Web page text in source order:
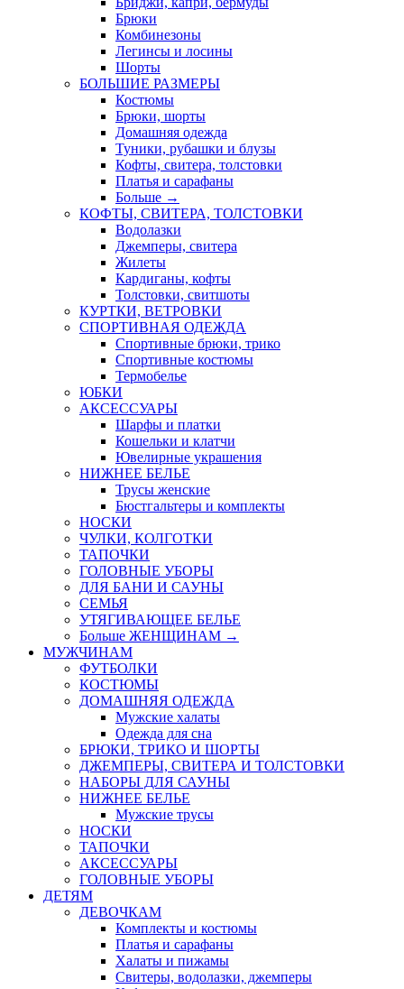
Брюки
Комбинезоны
Легинсы и лосины
Шорты
БОЛЬШИЕ РАЗМЕРЫ
Костюмы
Брюки, шорты
Домашняя одежда
Туники, рубашки и блузы
Кофты, свитера, толстовки
Платья и сарафаны
Больше →
КОФТЫ, СВИТЕРА, ТОЛСТОВКИ
Водолазки
Джемперы, свитера
Жилеты
Кардиганы, кофты
Толстовки, свитшоты
КУРТКИ, ВЕТРОВКИ
СПОРТИВНАЯ ОДЕЖДА
Спортивные брюки, трико
Спортивные костюмы
Термобелье
ЮБКИ
AКСЕССУАРЫ
Шарфы и платки
Кошельки и клатчи
Ювелирные украшения
НИЖНЕЕ БЕЛЬЕ
Трусы женские
Бюстгальтеры и комплекты
НОСКИ
ЧУЛКИ, КОЛГОТКИ
ТАПОЧКИ
ГОЛОВНЫЕ УБОРЫ
ДЛЯ БАНИ И САУНЫ
СЕМЬЯ
УТЯГИВАЮЩЕЕ БЕЛЬЕ
Больше ЖЕНЩИНАМ →
МУЖЧИНАМ
ФУТБОЛКИ
КОСТЮМЫ
ДОМАШНЯЯ ОДЕЖДА
Мужские халаты
Одежда для сна
БРЮКИ, ТРИКО И ШОРТЫ
ДЖЕМПЕРЫ, СВИТЕРА И ТОЛСТОВКИ
НАБОРЫ ДЛЯ САУНЫ
НИЖНЕЕ БЕЛЬЕ
Мужские трусы
НОСКИ
ТАПОЧКИ
АКСЕССУАРЫ
ГОЛОВНЫЕ УБОРЫ
ДЕТЯМ
ДЕВОЧКАМ
Комплекты и костюмы
Платья и сарафаны
Халаты и пижамы
Свитеры, водолазки, джемперы